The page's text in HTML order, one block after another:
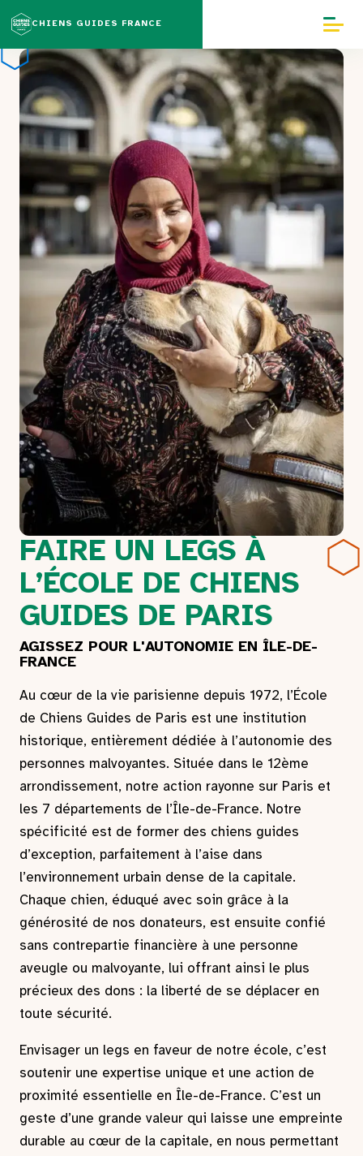
CHIENS GUIDES FRANCE
Notre mission
Chaîne de solidarité
Solutions
Chiffres clés
Témoignages
Professionnels
FAIRE UN LEGS À
L’ÉCOLE DE CHIENS
GUIDES DE PARIS
AGISSEZ POUR L'AUTONOMIE EN ÎLE-DE-
FRANCE
Au cœur de la vie parisienne depuis 1972, l’École
de Chiens Guides de Paris est une institution
historique, entièrement dédiée à l’autonomie des
personnes malvoyantes. Située dans le 12ème
arrondissement, notre action rayonne sur Paris et
les 7 départements de l’Île-de-France. Notre
spécificité est de former des chiens guides
d’exception, parfaitement à l’aise dans
l’environnement urbain dense de la capitale.
Chaque chien, éduqué avec soin grâce à la
générosité de nos donateurs, est ensuite confié
sans contrepartie financière à une personne
aveugle ou malvoyante, lui offrant ainsi le plus
précieux des dons : la liberté de se déplacer en
toute sécurité.
Envisager un legs en faveur de notre école, c’est
soutenir une expertise unique et une action de
proximité essentielle en Île-de-France. C’est un
geste d’une grande valeur qui laisse une empreinte
durable au cœur de la capitale, en nous permettant